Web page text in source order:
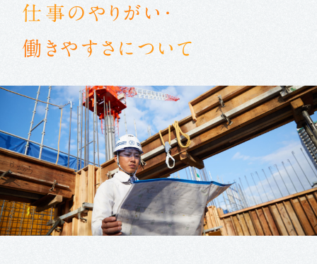
仕事のやりがい・
働きやすさについて